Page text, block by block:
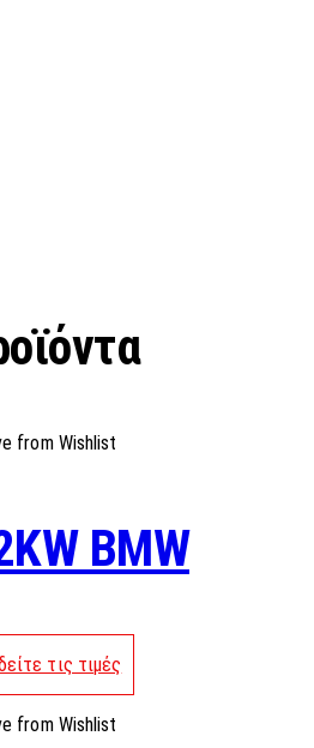
from Wishlist
BMW
τις τιμές
from Wishlist